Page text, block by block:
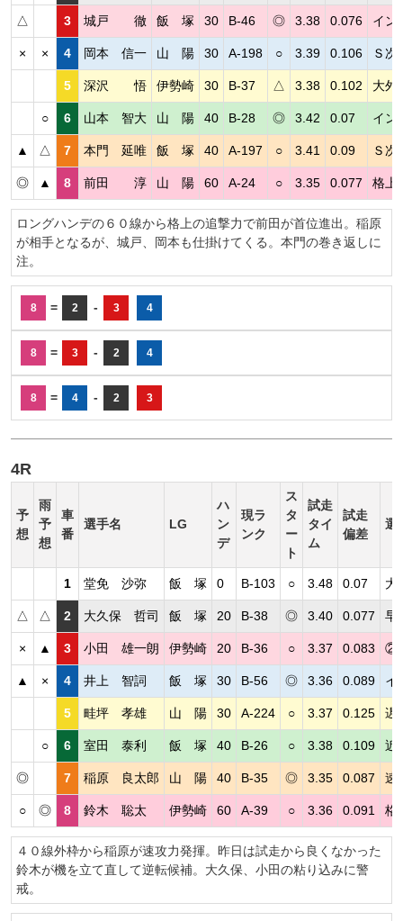
△ 3 城戸 徹 飯 塚 30 B-46 ◎ 3.38 0.076 イン
× × 4 岡本 信一 山 陽 30 A-198 ○ 3.39 0.106 Ｓ次
5 深沢 悟 伊勢崎 30 B-37 △ 3.38 0.102 大外
○ 6 山本 智大 山 陽 40 B-28 ◎ 3.42 0.07 イン
▲ △ 7 本門 延唯 飯 塚 40 A-197 ○ 3.41 0.09 Ｓ次
◎ ▲ 8 前田 淳 山 陽 60 A-24 ○ 3.35 0.077 格上
ロングハンデの６０線から格上の追撃力で前田が首位進出。稲原
が相手となるが、城戸、岡本も仕掛けてくる。本門の巻き返しに
注。
8 = 2 - 3 4
8 = 3 - 2 4
8 = 4 - 2 3
4R
予
想
雨
予
想
車
番
選手名 LG
ハ
ン
デ
現ラ
ンク
ス
タ
ー
ト
試走
タイ
ム
試走
偏差
選
1 堂免 沙弥 飯 塚 0 B-103 ○ 3.48 0.07 大
△ △ 2 大久保 哲司 飯 塚 20 B-38 ◎ 3.40 0.077 早
× ▲ 3 小田 雄一朗 伊勢崎 20 B-36 ○ 3.37 0.083 ②
▲ × 4 井上 智詞 飯 塚 30 B-56 ◎ 3.36 0.089 イ
5 畦坪 孝雄 山 陽 30 A-224 ○ 3.37 0.125 遅
○ 6 室田 泰利 飯 塚 40 B-26 ○ 3.38 0.109 近
◎ 7 稲原 良太郎 山 陽 40 B-35 ◎ 3.35 0.087 速
○ ◎ 8 鈴木 聡太 伊勢崎 60 A-39 ○ 3.36 0.091 格
４０線外枠から稲原が速攻力発揮。昨日は試走から良くなかった
鈴木が機を立て直して逆転候補。大久保、小田の粘り込みに警
戒。